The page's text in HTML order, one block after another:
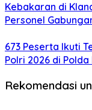
Kebakaran di
Personel
673 Peserta Ikuti
Polri 2026 di
Rekomendasi